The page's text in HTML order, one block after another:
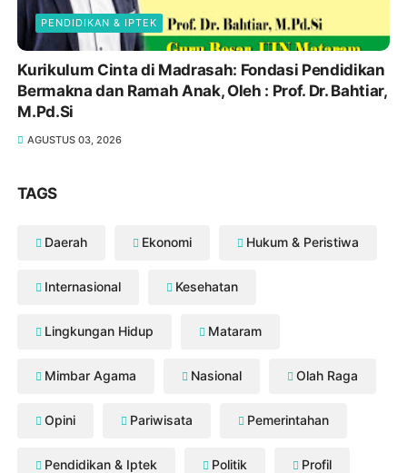
PENDIDIKAN & IPTEK
Kurikulum Cinta di Madrasah: Fondasi Pendidikan
Bermakna dan Ramah Anak, Oleh : Prof. Dr. Bahtiar,
M.Pd.Si
AGUSTUS 03, 2026
TAGS
Daerah Ekonomi Hukum & Peristiwa
Internasional Kesehatan
Lingkungan Hidup Mataram
Mimbar Agama Nasional Olah Raga
Opini Pariwisata Pemerintahan
Pendidikan & Iptek Politik Profil